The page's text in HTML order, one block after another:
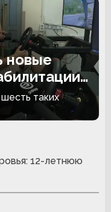
новые
таких
12-летнюю